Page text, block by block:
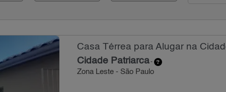
Casa Térrea para Alugar na
Cidade Patriarca-
Zona Leste - São Paulo